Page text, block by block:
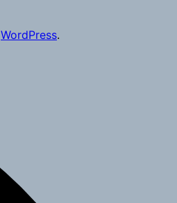
WordPress.